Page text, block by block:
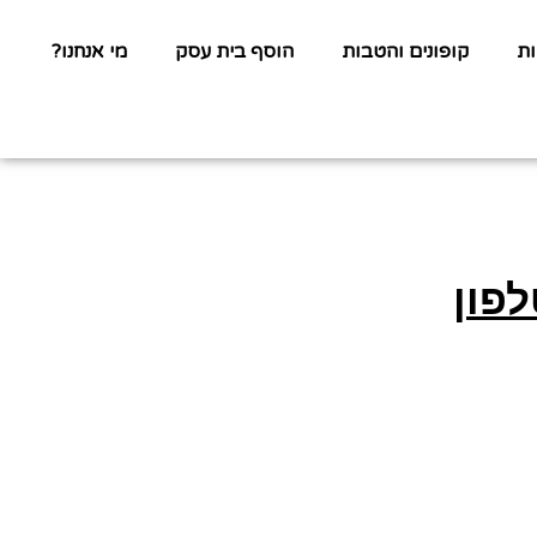
קופונים והטבות הוסף בית עסק מי אנחנו?